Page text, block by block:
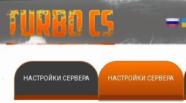
НАСТРОЙКИ СЕРВЕРА НАСТРОЙКИ СЕРВЕРА